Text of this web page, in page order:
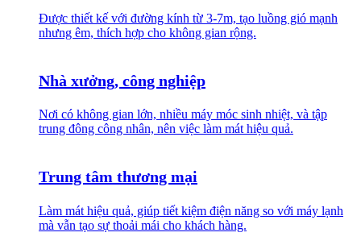
Được thiết kế với đường kính từ 3-7m, tạo luồng gió mạnh
nhưng êm, thích hợp cho không gian rộng.
Nhà xưởng, công nghiệp
Nơi có không gian lớn, nhiều máy móc sinh nhiệt, và tập
trung đông công nhân, nên việc làm mát hiệu quả.
Trung tâm thương mại
Làm mát hiệu quả, giúp tiết kiệm điện năng so với máy lạnh
mà vẫn tạo sự thoải mái cho khách hàng.